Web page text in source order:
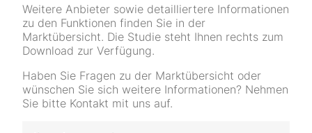
Weitere Anbieter sowie detailliertere Informationen
zu den Funktionen finden Sie in der
Marktübersicht. Die Studie steht Ihnen rechts zum
Download zur Verfügung.
Haben Sie Fragen zu der Marktübersicht oder
wünschen Sie sich weitere Informationen? Nehmen
Sie bitte Kontakt mit uns auf.